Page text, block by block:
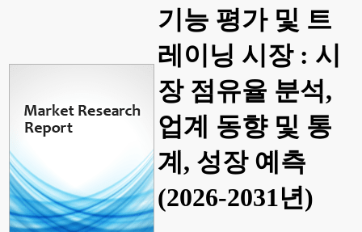
기능 평가 및 트
레이닝 시장 : 시
장 점유율 분석,
업계 동향 및 통
계, 성장 예측
(2026-2031년)